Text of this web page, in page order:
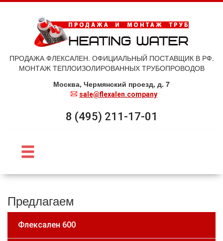
ПРОДАЖА ФЛЕКСАЛЕН. ОФИЦИАЛЬНЫЙ ПОСТАВЩИК В РФ.
МОНТАЖ ТЕПЛОИЗОЛИРОВАННЫХ ТРУБОПРОВОДОВ
Москва, Чермянский проезд, д. 7
sale@flexalen.company
8 (495) 211-17-01
Предлагаем
Флексален 600